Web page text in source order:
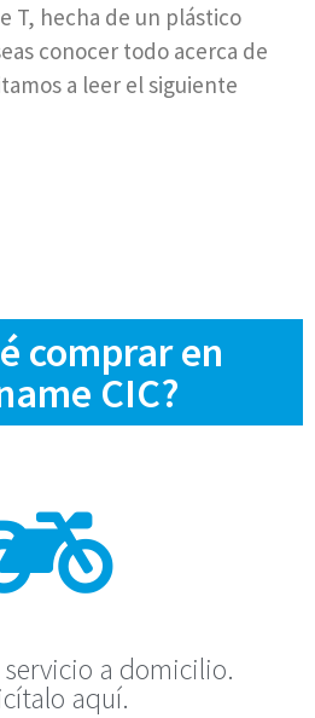
T, hecha de un plástico
conocer todo acerca de
a leer el siguiente
comprar en
CIC?
a domicilio.
aquí.